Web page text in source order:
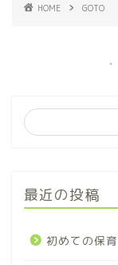
HOME GOTO
最近の投稿
初めての保育